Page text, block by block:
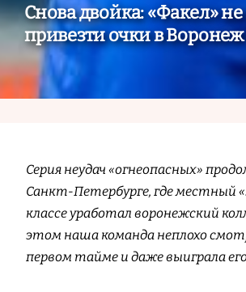
Снова двойка: «Факел»
привезти очки в
Серия неудач «огнеопасных»
Санкт-Петербурге, где местный
классе уработал воронежский
этом наша команда неплохо
первом тайме и даже выиграла